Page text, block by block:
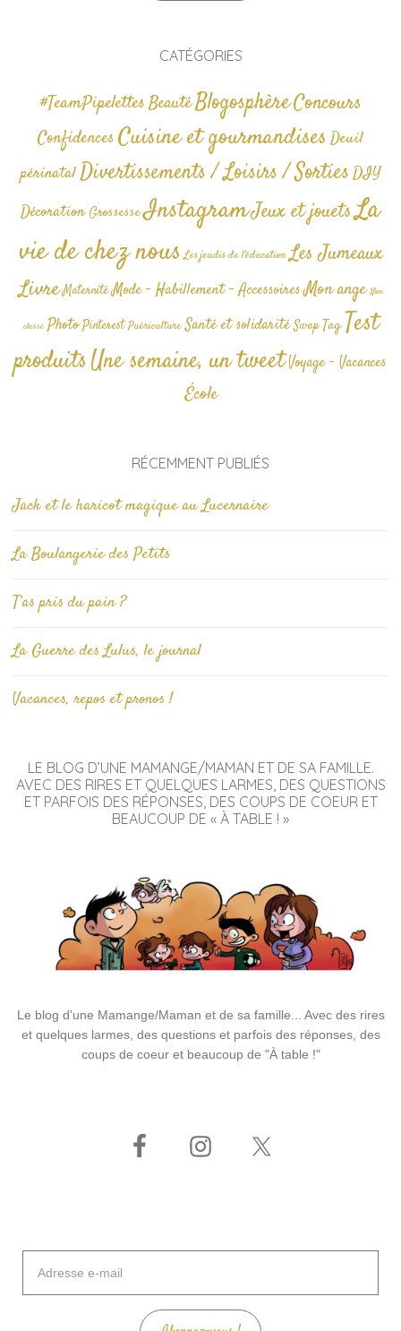
CATÉGORIES
#TeamPipelettesBeautéBlogosphèreConcours
Confidences Cuisine et gourmandises Deuil
périnatalDivertissements / Loisirs / SortiesDIY
Décoration GrossesseInstagramJeux et jouetsLa
vie de chez nous Les jeudis de l'éducation Les Jumeaux
Livre Maternité Mode - Habillement - AccessoiresMon ange Non
classé Photo Pinterest Puériculture Santé et solidarité Swap TagTest
produitsUne semaine, un tweetVoyage - Vacances
École
RÉCEMMENT PUBLIÉS
Jack et le haricot magique au Lucernaire
La Boulangerie des Petits
T’as pris du pain ?
La Guerre des Lulus, le journal
Vacances, repos et pronos !
LE BLOG D’UNE MAMANGE/MAMAN ET DE SA FAMILLE.
AVEC DES RIRES ET QUELQUES LARMES, DES QUESTIONS
ET PARFOIS DES RÉPONSES, DES COUPS DE COEUR ET
BEAUCOUP DE « À TABLE ! »
Le blog d'une Mamange/Maman et de sa famille... Avec des rires
et quelques larmes, des questions et parfois des réponses, des
coups de coeur et beaucoup de "À table !"
mail